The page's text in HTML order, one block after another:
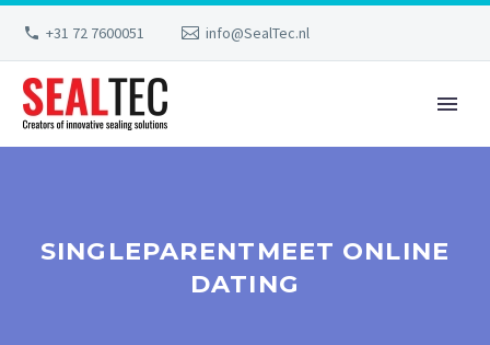
+31 72 7600051 info@SealTec.nl
SINGLEPARENTMEET ONLINE
DATING